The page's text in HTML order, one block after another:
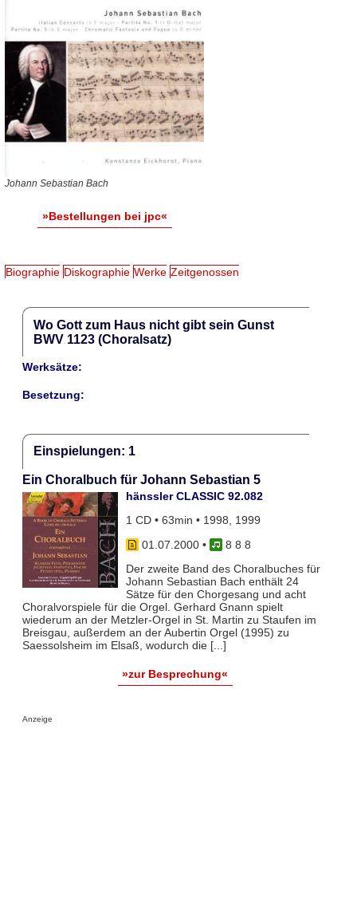
Johann Sebastian Bach
»Bestellungen bei jpc«
Biographie Diskographie Werke Zeitgenossen
Wo Gott zum Haus nicht gibt sein Gunst
BWV 1123 (Choralsatz)
Werksätze:
Besetzung:
Einspielungen: 1
Ein Choralbuch für Johann Sebastian 5
hänssler CLASSIC 92.082
1 CD • 63min • 1998, 1999
01.07.2000•
8 8 8
Der zweite Band des Choralbuches für
Johann Sebastian Bach enthält 24
Sätze für den Chorgesang und acht
Choralvorspiele für die Orgel. Gerhard Gnann spielt
wiederum an der Metzler-Orgel in St. Martin zu Staufen im
Breisgau, außerdem an der Aubertin Orgel (1995) zu
Saessolsheim im Elsaß, wodurch die [...]
»zur Besprechung«
Anzeige